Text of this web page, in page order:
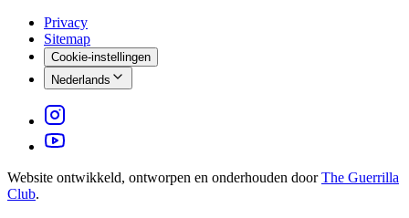
Privacy
Sitemap
Cookie-instellingen
Nederlands
Website ontwikkeld, ontworpen en onderhouden doorThe Guerrilla
Club.